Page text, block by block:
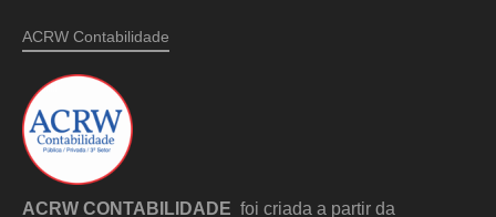
ACRW Contabilidade
ACRW CONTABILIDADE foi criada a partir da